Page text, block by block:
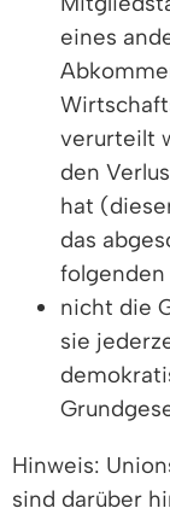
eines
verurteilt
den
hat
das
nicht die
sie
Hinweis:
sind darüber